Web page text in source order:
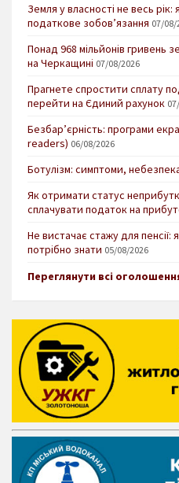
Земля у власності не весь рік:
податкове зобов’язання 07/08/
Понад 968 мільйонів гривень
на Черкащині 07/08/2026
Прагнете спростити сплату
перейти на Єдиний рахунок
Безбар’єрність: програми
readers) 06/08/2026
Ботулізм: симптоми,
Як отримати статус
сплачувати податок на
Не вистачає стажу для
потрібно знати 05/08/2026
Переглянути всі